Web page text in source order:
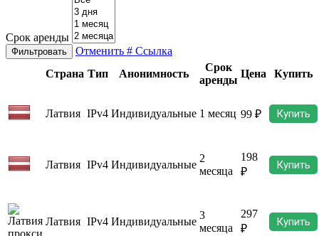
Срок аренды
Фильтровать Отменить # Ссылка
Страна Тип Анонимность
Срок
аренды
Цена Купить
Латвия IPv4 Индивидуальные 1 месяц 99 ₽ Купить
Латвия IPv4 Индивидуальные
2
месяца
198
₽
Купить
Латвия IPv4 Индивидуальные
3
месяца
297
₽
Купить